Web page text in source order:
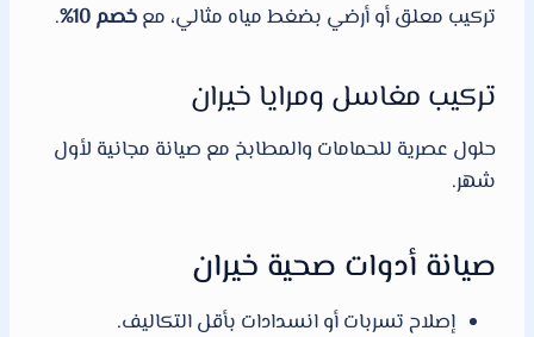
تركيب معلق أو أرضي بضغط مياه مثالي، معخصم 10% .
تركيب مغاسل ومرايا خيران
حلول عصرية للحمامات والمطابخ مع صيانة مجانية لأول
شهر.
صيانة أدوات صحية خيران
إصلاح تسربات أو انسدادات بأقل التكاليف.